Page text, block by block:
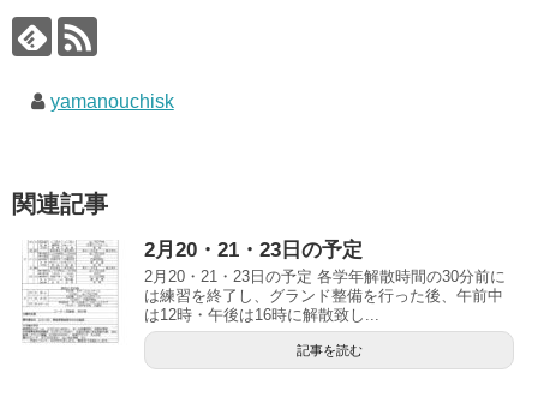
yamanouchisk
関連記事
2月20・21・23日の予定
2月20・21・23日の予定 各学年解散時間の30分前に
は練習を終了し、グランド整備を行った後、午前中
は12時・午後は16時に解散致し...
記事を読む